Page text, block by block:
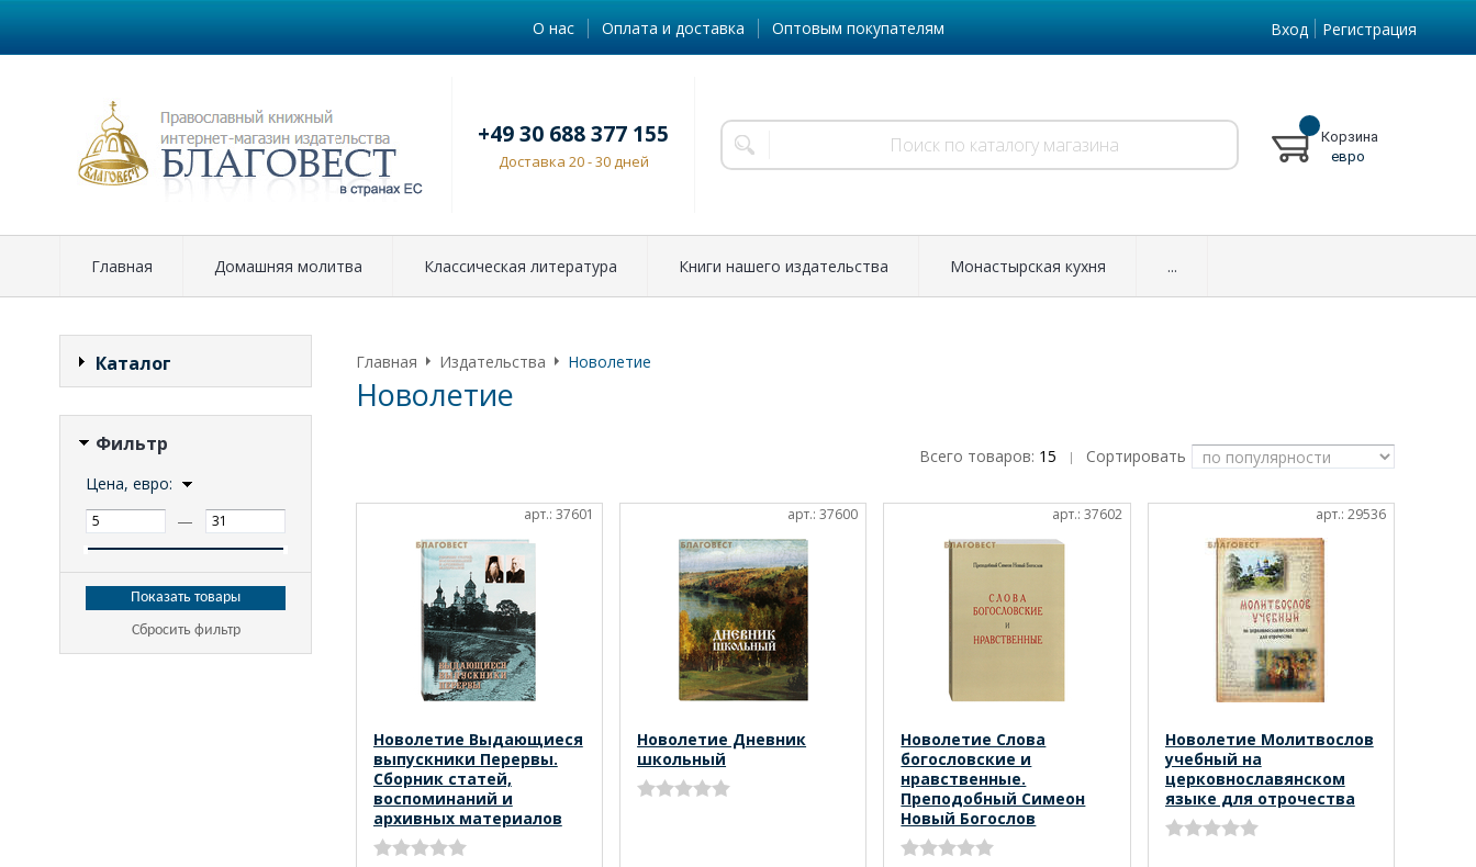
О нас Оплата и доставка Оптовым покупателям Вход Регистрация
+49 30 688 377 155
Доставка 20 - 30 дней
Корзина
евро
Главная Домашняя молитва Классическая литература Книги нашего издательства Монастырская кухня ...
Каталог
Фильтр
Цена, евро:
—
Сбросить фильтр
Главная Издательства Новолетие
Новолетие
Всего товаров: 15 | Сортировать
арт.: 37601
Новолетие Выдающиеся
выпускники Перервы.
Сборник статей,
воспоминаний и
архивных материалов
арт.: 37600
Новолетие Дневник
школьный
арт.: 37602
Новолетие Слова
богословские и
нравственные.
Преподобный Симеон
Новый Богослов
арт.: 29536
Новолетие Молитвослов
учебный на
церковнославянском
языке для отрочества